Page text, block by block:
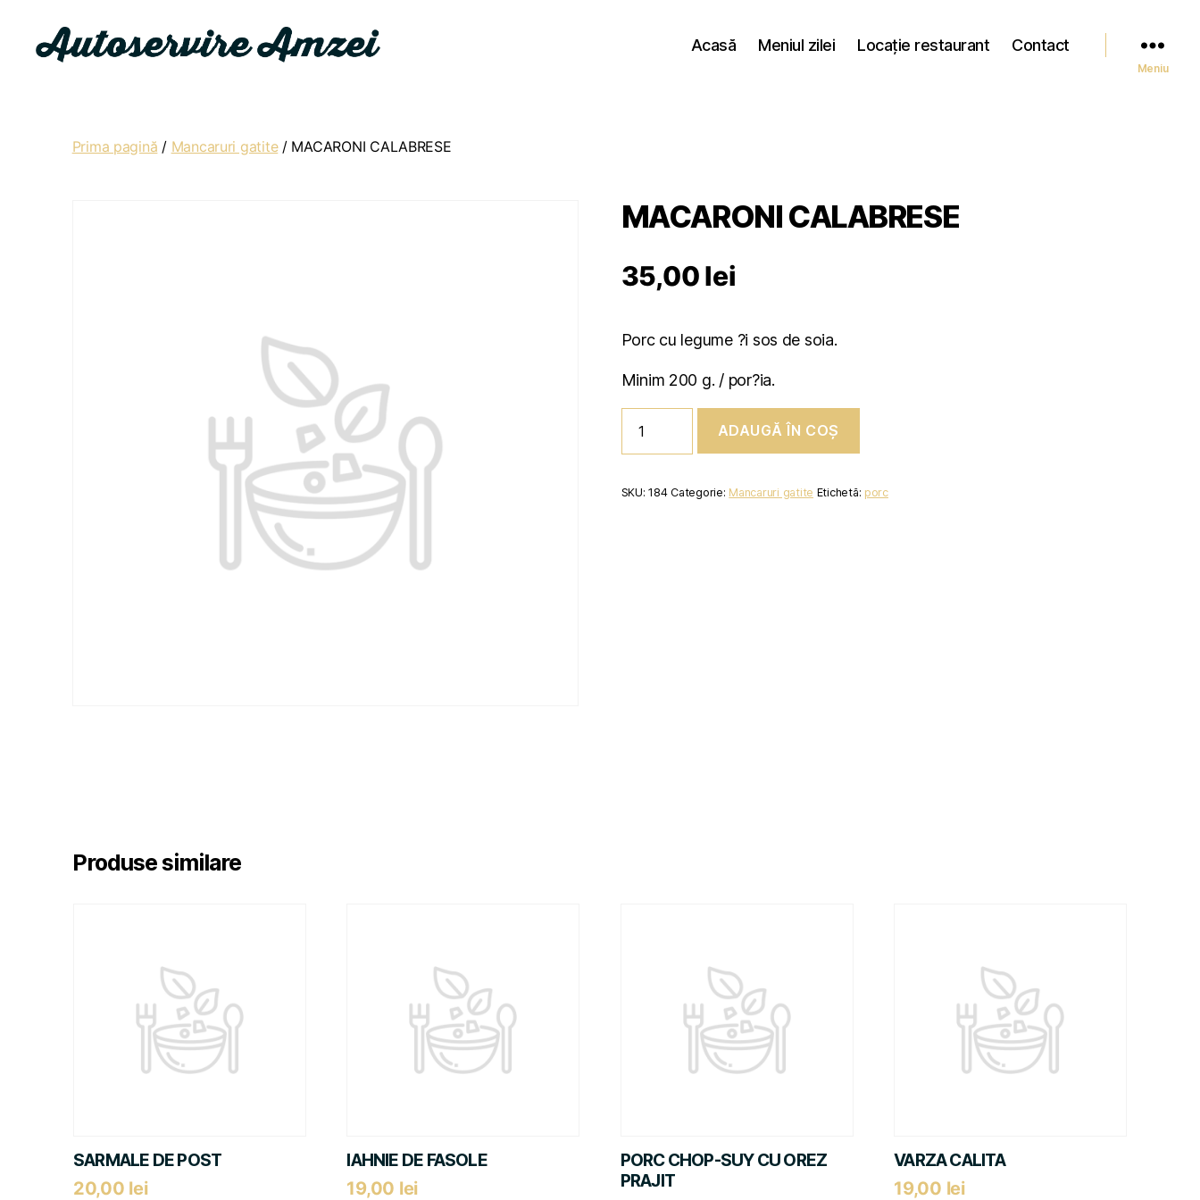
Acasă Meniul zilei Locație restaurant Contact
Meniu
Prima pagină / Mancaruri gatite/ MACARONI CALABRESE
MACARONI CALABRESE
35,00lei
Porc cu legume ?i sos de soia.
Minim 200 g. / por?ia.
MACARONI
CALABRESE
ADAUGĂ ÎN COȘ
SKU:184 Categorie: Mancaruri gatite Etichetă: porc
Produse similare
SARMALE DE POST
20,00 lei
IAHNIE DE FASOLE
19,00 lei
PORC CHOP-SUY CU OREZ
PRAJIT
VARZA CALITA
19,00 lei